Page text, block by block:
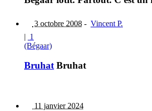
3 octobre 2008 - Vincent P.
| 1
(Bégaar)
Bruhat Bruhat
11 janvier 2024